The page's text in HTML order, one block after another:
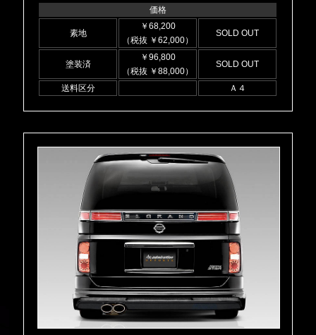
価格
素地
￥68,200
（税抜 ￥62,000）
SOLD OUT
塗装済
￥96,800
（税抜 ￥88,000）
SOLD OUT
送料区分 Ａ４